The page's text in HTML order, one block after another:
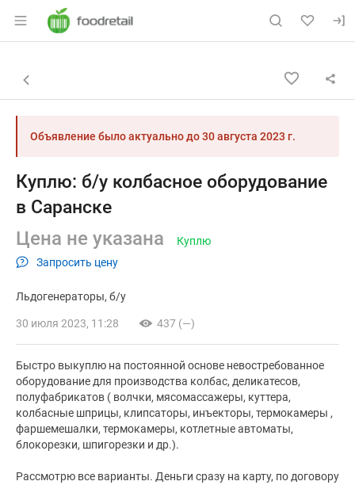
Раздел навигации по сайту
Объявление: Куплю: б/у
Навигация и управление объявлением
Назад к списку объявлений
Объявление было актуально до30 августа 2023 г.
Куплю: б/у колбасное оборудование
в Саранске
Цена не указана
Запросить цену
Куплю
Льдогенераторы б/у
30 июля 2023, 11:28 437 (—)
Быстро выкуплю на постоянной основе невостребованное
оборудование для производства колбас, деликатесов,
полуфабрикатов ( волчки, мясомассажеры, куттера,
колбасные шприцы, клипсаторы, инъекторы, термокамеры ,
фаршемешалки, термокамеры, котлетные автоматы,
блокорезки, шпигорезки и др.).
Рассмотрю все варианты. Деньги сразу на карту, по договору